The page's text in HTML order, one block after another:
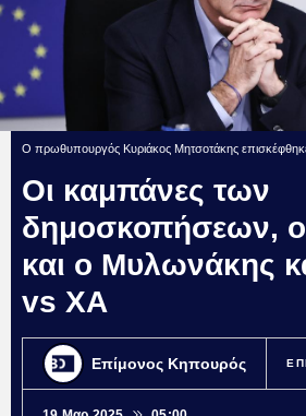
Ο πρωθυπουργός Κυριάκος Μητσοτάκης
Οι καμπάνες των
δημοσκοπήσεων, ο
και ο Μυλωνάκης
vs ΧΑ
Επίμονος Κηπουρός